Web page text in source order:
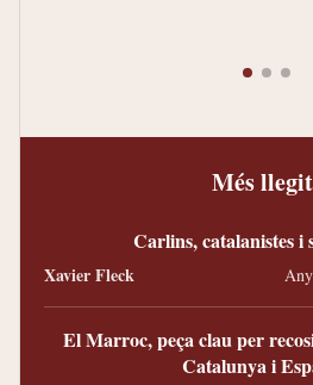
Més
Carlins, catalanistes i
Xavier Fleck
El Marroc, peça clau per
Catalunya i